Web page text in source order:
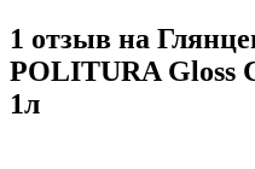
1 отзыв на
POLITURA Gloss
1л